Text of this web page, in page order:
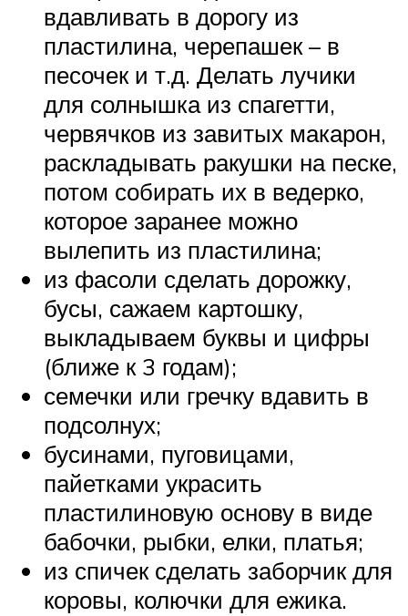
вдавливать в дорогу из
пластилина, черепашек – в
песочек и т.д. Делать лучики
для солнышка из спагетти,
червячков из завитых макарон,
раскладывать ракушки на песке,
потом собирать их в ведерко,
которое заранее можно
вылепить из пластилина;
из фасоли сделать дорожку,
бусы, сажаем картошку,
выкладываем буквы и цифры
(ближе к 3 годам);
семечки или гречку вдавить в
подсолнух;
бусинами, пуговицами,
пайетками украсить
пластилиновую основу в виде
бабочки, рыбки, елки, платья;
из спичек сделать заборчик для
коровы, колючки для ежика.